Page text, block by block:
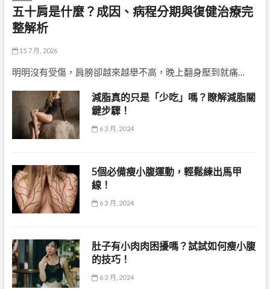
五十肩是什麼？成因、病程分期與復健治療完
整解析
15 7 月, 2026
明明沒有受傷，肩膀卻越來越舉不高，晚上翻身壓到就痛…
減脂真的只是「少吃」嗎？瞭解減脂關
鍵步驟！
6 3 月, 2024
5個必備瘦小腹運動，輕鬆練出馬甲
線！
6 3 月, 2024
肚子有小肉肉困擾嗎？試試如何瘦小腹
的技巧！
6 3 月, 2024